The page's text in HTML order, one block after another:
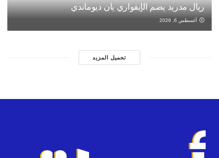
ريال مدريد يضم الإيفواري يان ديوماندي
أغسطس 6, 2026
تحميل المزيد